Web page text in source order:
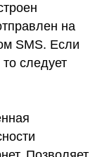
на
SMS. Если
следует